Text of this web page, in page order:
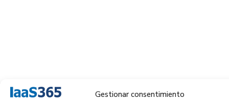
Gestionar consentimiento